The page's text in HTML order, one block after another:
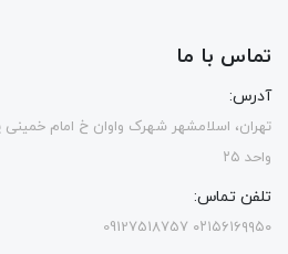
تماس با ما
آدرس:
تهران، اسلامشهر شهرک واوان خ امام خمینی
واحد ۲۵
تلفن تماس:
۰۲۱۵۶۱۶۹۹۵۰ 09127518757